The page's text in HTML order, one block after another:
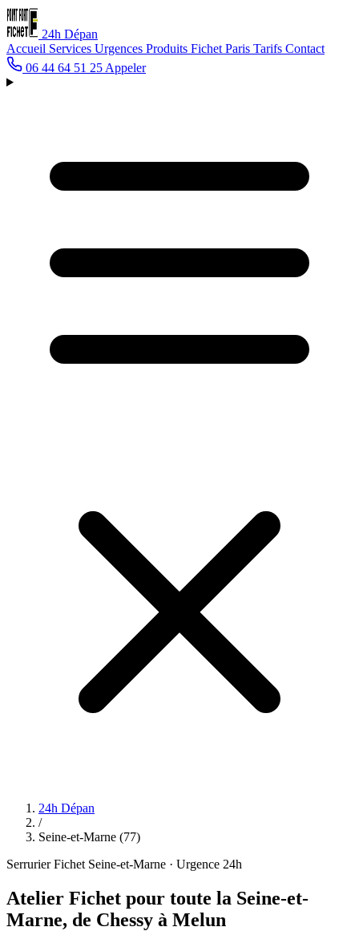
24h Dépan
Accueil Services Urgences Produits Fichet Paris Tarifs Contact
06 44 64 51 25 Appeler
24h Dépan
/
Seine-et-Marne (77)
Serrurier Fichet Seine-et-Marne · Urgence 24h
Atelier Fichet pour toute la Seine-et-
Marne, de Chessy à Melun